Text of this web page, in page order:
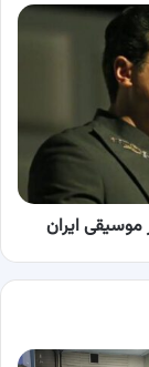
موسیقی ایران